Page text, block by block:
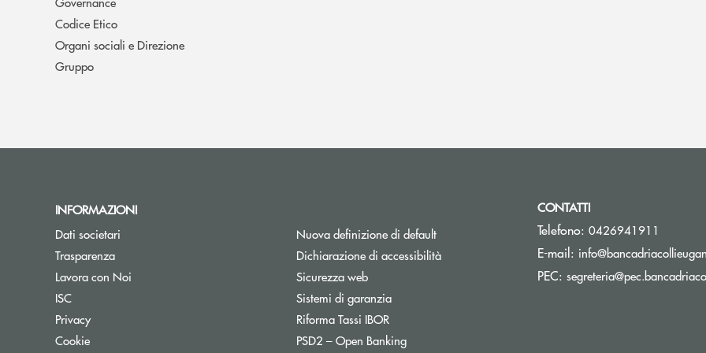
Codice Etico
Organi sociali e Direzione
Gruppo
INFORMAZIONI
Dati societari
Trasparenza
Lavora con Noi
ISC
Privacy
Cookie
Nuova definizione di default
Dichiarazione di accessibilità
Sicurezza web
Sistemi di garanziaApre una nuova finestra
Riforma Tassi IBORApre una nuova finestra
PSD2 – Open Banking
CONTATTI
Telefono: 0426941911
E-mail:
PEC: